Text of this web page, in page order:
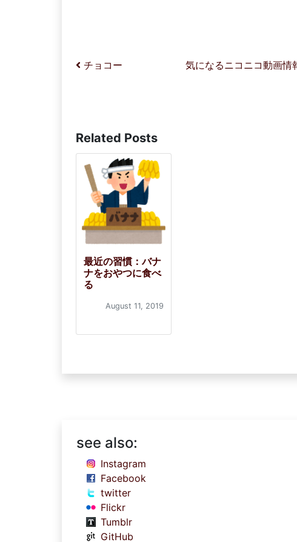
投稿ナビゲーション
チョコー 気になるニコニコ動画情
Related Posts
最近の習慣：バナ
ナをおやつに食べ
る
August 11, 2019
see also:
Instagram
Facebook
twitter
Flickr
Tumblr
GitHub